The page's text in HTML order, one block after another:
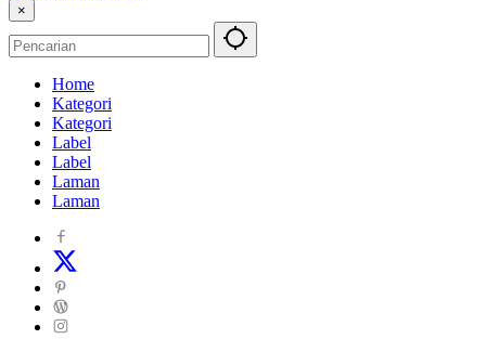
×
Home
Kategori
Kategori
Label
Label
Laman
Laman